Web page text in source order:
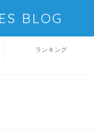
BLOG
ランキング